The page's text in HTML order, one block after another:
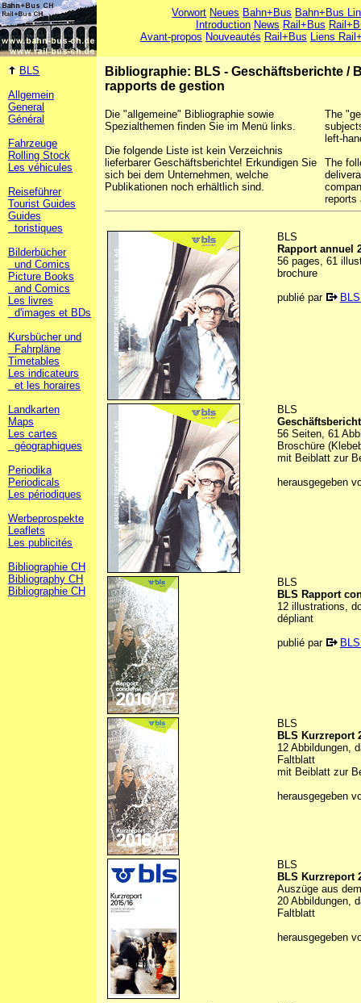
Vorwort Neues Bahn+Bus Bahn+Bus
Introduction News Rail+Bus
Avant-propos Nouveautés Rail+Bus Liens
BLS
Allgemein
General
Général
Fahrzeuge
Rolling Stock
Les véhicules
Reiseführer
Tourist Guides
Guides
toristiques
Bilderbücher
und Comics
Picture Books
and Comics
Les livres
d'images et BDs
Kursbücher und
Fahrpläne
Timetables
Les indicateurs
et les horaires
Landkarten
Maps
Les cartes
géographiques
Periodika
Periodicals
Les périodiques
Werbeprospekte
Leaflets
Les publicités
Bibliographie CH
Bibliography CH
Bibliographie CH
Bibliographie: BLS - Geschäftsberichte /
rapports de gestion
Die "allgemeine" Bibliographie sowie
Spezialthemen finden Sie im Menü links.
Die folgende Liste ist kein Verzeichnis
lieferbarer Geschäftsberichte! Erkundigen Sie
sich bei dem Unternehmen, welche
Publikationen noch erhältlich sind.
The
left-
The
reports
BLS
Rapport annuel
56 pages, 61
brochure
publié par
BLS
56 Seiten, 61
Broschüre
mit Beiblatt zur
herausgegeben
BLS
BLS Rapport
12 illustrations,
dépliant
publié par
BLS
BLS Kurzreport
12 Abbildungen,
Faltblatt
mit Beiblatt zur
herausgegeben
BLS
BLS Kurzreport
Auszüge aus
20 Abbildungen,
Faltblatt
herausgegeben